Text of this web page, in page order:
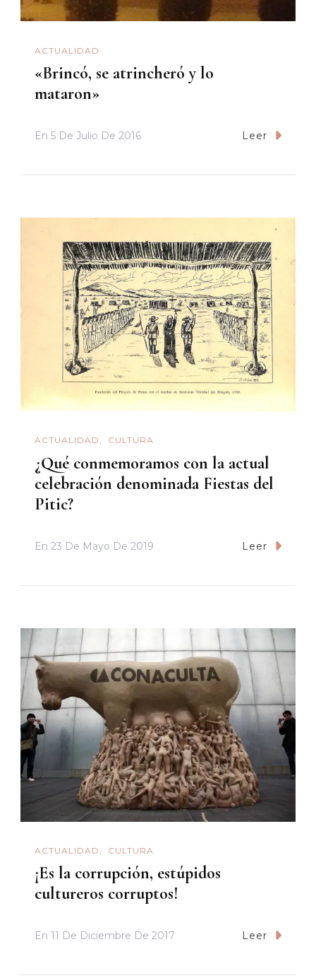
ACTUALIDAD
«Brincó, se atrincheró y lo
mataron»
En 5 De Julio De 2016 Leer
ACTUALIDAD CULTURA
¿Qué conmemoramos con la actual
celebración denominada Fiestas del
Pitic?
En 23 De Mayo De 2019 Leer
ACTUALIDAD CULTURA
¡Es la corrupción, estúpidos
cultureros corruptos!
En 11 De Diciembre De 2017 Leer